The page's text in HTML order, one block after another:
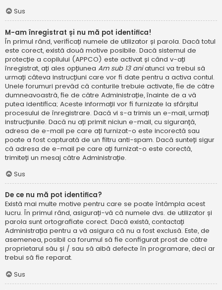
Sus
M-am înregistrat și nu mă pot identifica!
În primul rând, verificați numele de utilizator și parola. Dacă totul
este corect, există două motive posibile. Dacă sistemul de
protecție a copilului (APPCO) este activat și când v-ați
înregistrat, ați ales opțiunea Am sub 13 aniatunci va trebui să
urmați câteva instrucțiuni care vor fi date pentru a activa contul.
Unele forumuri prevăd că conturile trebuie activate, fie de către
dumneavoastră, fie de către Administrație, înainte de a vă
putea identifica; Aceste informații vor fi furnizate la sfârșitul
procesului de înregistrare. Dacă vi s-a trimis un e-mail, urmați
instrucțiunile. Dacă nu ați primit niciun e-mail, cu siguranță,
adresa de e-mail pe care ați furnizat-o este incorectă sau
poate a fost capturată de un filtru anti-spam. Dacă sunteți sigur
că adresa de e-mail pe care ați furnizat-o este corectă,
trimiteți un mesaj către Administrație.
Sus
De ce nu mă pot identifica?
Există mai multe motive pentru care se poate întâmpla acest
lucru. În primul rând, asigurați-vă că numele dvs. de utilizator și
parola sunt ortografiate corect. Dacă există, contactați
Administrația pentru a vă asigura că nu a fost exclusă. Este, de
asemenea, posibil ca forumul să fie configurat prost de către
proprietarul său și / sau să aibă defecte în programare, deci ar
trebui să fie reparat.
Sus